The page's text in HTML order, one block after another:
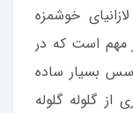
خوشمزه
مهم است که در
بسیار ساده
گلوله گلوله